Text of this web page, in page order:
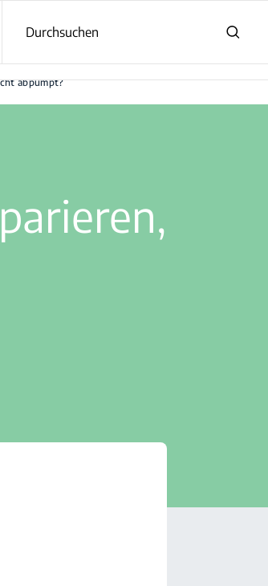
Durchsuchen
abpumpt?